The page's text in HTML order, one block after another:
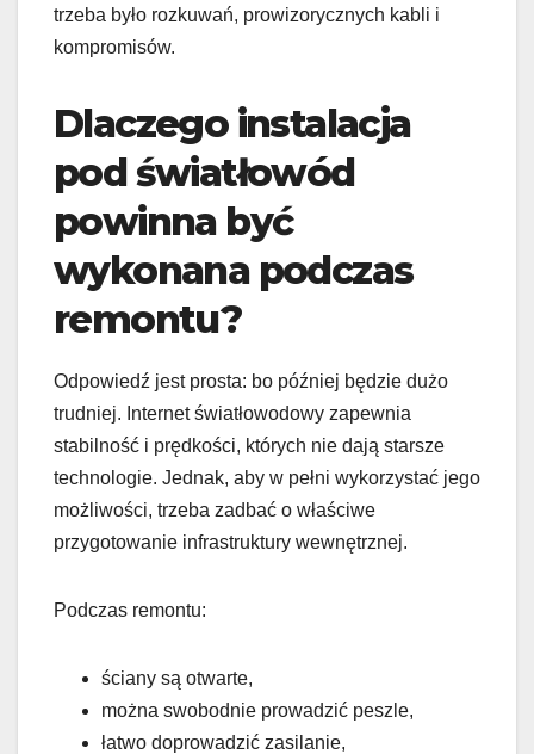
trzeba było rozkuwań, prowizorycznych kabli i
kompromisów.
Dlaczego instalacja
pod światłowód
powinna być
wykonana podczas
remontu?
Odpowiedź jest prosta: bo później będzie dużo
trudniej. Internet światłowodowy zapewnia
stabilność i prędkości, których nie dają starsze
technologie. Jednak, aby w pełni wykorzystać jego
możliwości, trzeba zadbać o właściwe
przygotowanie infrastruktury wewnętrznej.
Podczas remontu:
ściany są otwarte,
można swobodnie prowadzić peszle,
łatwo doprowadzić zasilanie,